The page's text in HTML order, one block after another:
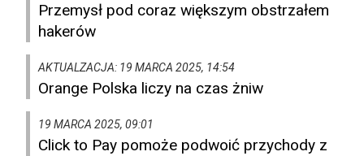
Przemysł pod coraz większym obstrzałem
hakerów
AKTUALZACJA: 19 MARCA 2025, 14:54
Orange Polska liczy na czas żniw
19 MARCA 2025, 09:01
Click to Pay pomoże podwoić przychody z